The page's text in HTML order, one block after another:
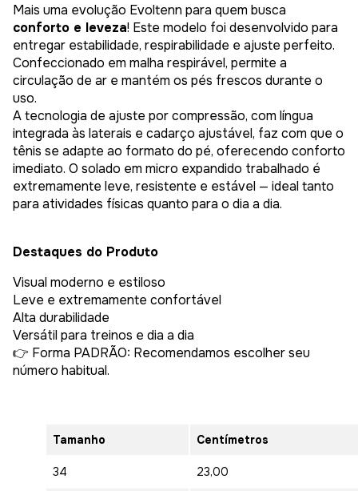
Mais uma evolução Evoltenn para quem busca
conforto e leveza! Este modelo foi desenvolvido para
entregar estabilidade, respirabilidade e ajuste perfeito.
Confeccionado em malha respirável, permite a
circulação de ar e mantém os pés frescos durante o
uso.
A tecnologia de ajuste por compressão, com língua
integrada às laterais e cadarço ajustável, faz com que o
tênis se adapte ao formato do pé, oferecendo conforto
imediato. O solado em micro expandido trabalhado é
extremamente leve, resistente e estável — ideal tanto
para atividades físicas quanto para o dia a dia.
Destaques do Produto
Visual moderno e estiloso
Leve e extremamente confortável
Alta durabilidade
Versátil para treinos e dia a dia
👉 Forma PADRÃO: Recomendamos escolher seu
número habitual.
Tamanho Centímetros
34 23,00